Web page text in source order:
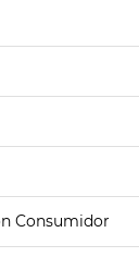
Consumidor